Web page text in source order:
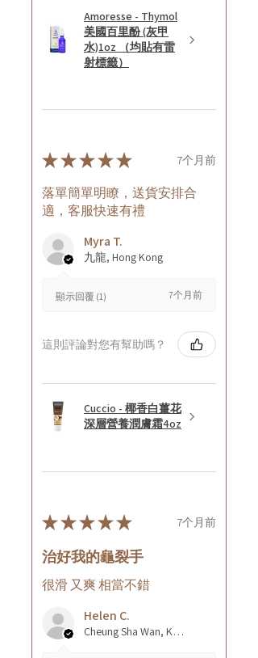
Amoresse - Thymol
美國百里酚 (灰甲
水)1oz （均貼有雷
射標籤）
★★★★★ 7个月前
落單簡單明瞭，送貨安排合
適，客服快速有禮
Myra T.
九龍, Hong Kong
顯示回覆 (1) 7个月前
這則評論對您有幫助嗎？
Cuccio - 椰香白薑花
深層營養潤膚霜4oz
★★★★★ 7个月前
治好我的龜裂手
很滑 又爽 相當不錯
Helen C.
Cheung Sha Wan, Kowloon., Hong Kong